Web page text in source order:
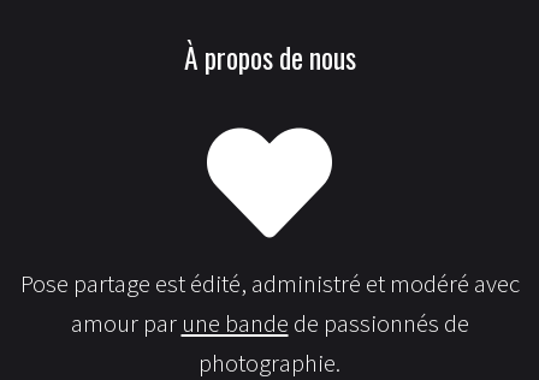
À propos de nous
Pose partage est édité, administré et modéré avec
amour par une bande de passionnés de
photographie.